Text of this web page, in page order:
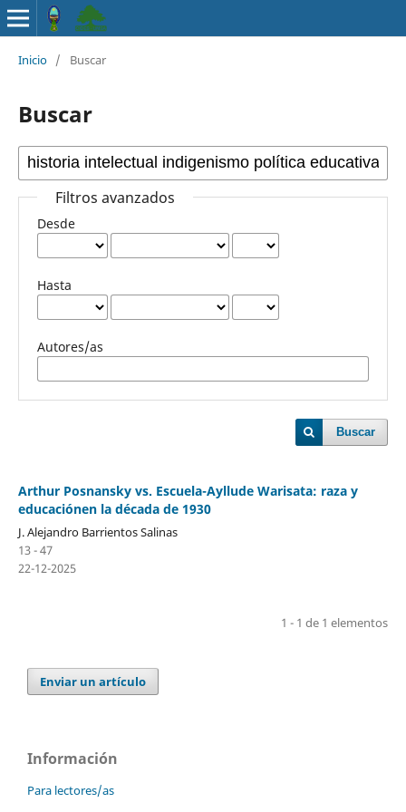
Inicio / Buscar
Buscar
Filtros avanzados
Desde
Hasta
Autores/as
Buscar
Arthur Posnansky vs. Escuela-Ayllude Warisata: raza y
educaciónen la década de 1930
J. Alejandro Barrientos Salinas
13 - 47
22-12-2025
1 - 1 de 1 elementos
Enviar un artículo
Información
Para lectores/as